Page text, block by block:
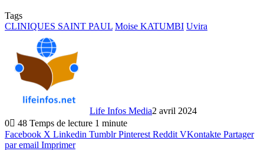
Tags
CLINIQUES SAINT PAUL Moise KATUMBI Uvira
Life Infos Media2 avril 2024
0
48 Temps de lecture 1 minute
Facebook X Linkedin Tumblr Pinterest Reddit VKontakte Partager
par email Imprimer